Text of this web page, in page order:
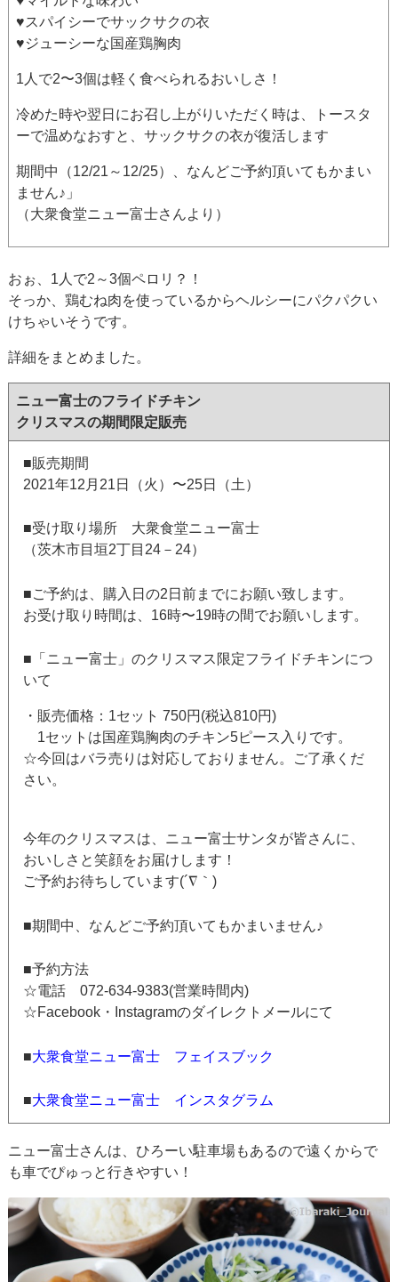
♥スパイシーでサックサクの衣
♥ジューシーな国産鶏胸肉
1人で2〜3個は軽く食べられるおいしさ！
冷めた時や翌日にお召し上がりいただく時は、トースタ
ーで温めなおすと、サックサクの衣が復活します
期間中（12/21～12/25）、なんどご予約頂いてもかまい
ません♪」
（大衆食堂ニュー富士さんより）
おぉ、1人で2～3個ペロリ？！
そっか、鶏むね肉を使っているからヘルシーにパクパクい
けちゃいそうです。
詳細をまとめました。
ニュー富士のフライドチキン
クリスマスの期間限定販売
■販売期間
2021年12月21日（火）〜25日（土）
■受け取り場所 大衆食堂ニュー富士
（茨木市目垣2丁目24－24）
■ご予約は、購入日の2日前までにお願い致します。
お受け取り時間は、16時〜19時の間でお願いします。
■「ニュー富士」のクリスマス限定フライドチキンにつ
いて
・販売価格：1セット 750円(税込810円)
1セットは国産鶏胸肉のチキン5ピース入りです。
☆今回はバラ売りは対応しておりません。ご了承くだ
さい。
今年のクリスマスは、ニュー富士サンタが皆さんに、
おいしさと笑顔をお届けします！
ご予約お待ちしています(´∇｀)
■期間中、なんどご予約頂いてもかまいません♪
■予約方法
☆電話 072-634-9383(営業時間内)
☆Facebook・Instagramのダイレクトメールにて
■大衆食堂ニュー富士 フェイスブック
■大衆食堂ニュー富士 インスタグラム
ニュー富士さんは、ひろーい駐車場もあるので遠くからで
も車でぴゅっと行きやすい！